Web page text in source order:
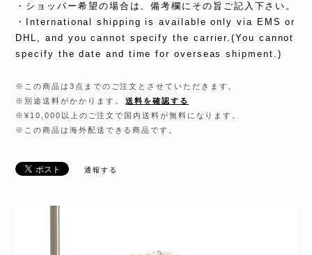
・ショッパー希望の場合は、備考欄にその旨ご記入下さい。
・International shipping is available only via EMS or
DHL, and you cannot specify the carrier.(You cannot
specify the date and time for overseas shipment.)
※この商品は3点までのご注文とさせていただきます。
※別途送料がかかります。
送料を確認する
※¥10,000以上のご注文で国内送料が無料になります。
※この商品は海外配送できる商品です。
通報する